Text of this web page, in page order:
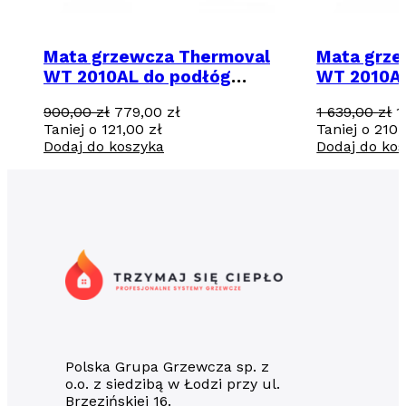
Mata grzewcza Thermoval
WT 2010AL do podłóg
900,00zł Pierwotna
cena
wynosiła:
779,00 złAktualna
Taniej o 121,00 zł
Dodaj do koszyka
Mata
WT
1 639,00zł
Taniej o
Dodaj do
Polska Grupa Grzewcza sp. z
o.o. z siedzibą w Łodzi przy ul.
Brzezińskiej 16.